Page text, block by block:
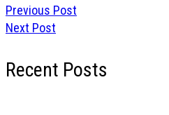
Previous Post
Next Post
Recent Posts